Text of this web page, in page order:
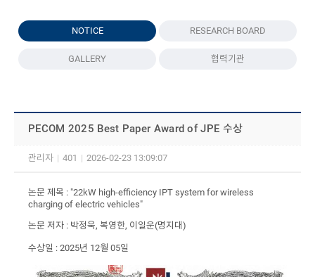
NOTICE RESEARCH BOARD
GALLERY 협력기관
PECOM 2025 Best Paper Award of JPE 수상
관리자 | 401 | 2026-02-23 13:09:07
논문 제목 : "22kW high-efficiency IPT system for wireless
charging of electric vehicles"
논문 저자 : 박정욱, 복영한, 이일운(명지대)
수상일 : 2025년 12월 05일​